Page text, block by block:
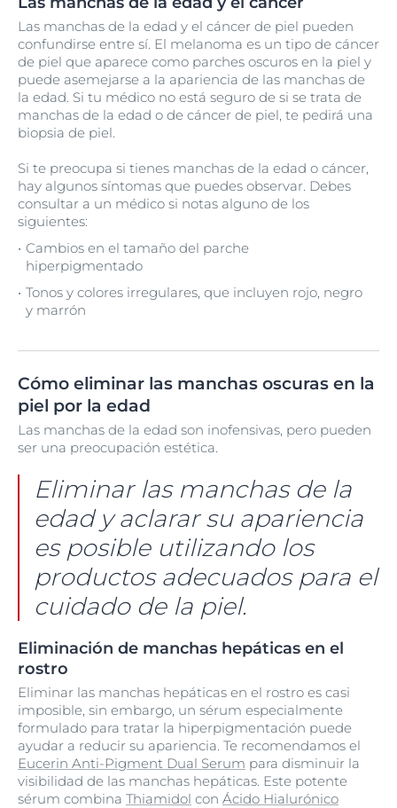
Las manchas de la edad y el cáncer de piel pueden
confundirse entre sí. El melanoma es un tipo de cáncer
de piel que aparece como parches oscuros en la piel y
puede asemejarse a la apariencia de las manchas de
la edad. Si tu médico no está seguro de si se trata de
manchas de la edad o de cáncer de piel, te pedirá una
biopsia de piel.
Si te preocupa si tienes manchas de la edad o cáncer,
hay algunos síntomas que puedes observar. Debes
consultar a un médico si notas alguno de los
siguientes:
Cambios en el tamaño del parche
hiperpigmentado
Tonos y colores irregulares, que incluyen rojo, negro
y marrón
Cómo eliminar las manchas oscuras en la
piel por la edad
Las manchas de la edad son inofensivas, pero pueden
ser una preocupación estética.
Eliminar las manchas de la
edad y aclarar su apariencia
es posible utilizando los
productos adecuados para el
cuidado de la piel.
Eliminación de manchas hepáticas en el
rostro
Eliminar las manchas hepáticas en el rostro es casi
imposible, sin embargo, un sérum especialmente
formulado para tratar la hiperpigmentación puede
ayudar a reducir su apariencia. Te recomendamos el
Eucerin Anti-Pigment Dual Serum para disminuir la
visibilidad de las manchas hepáticas. Este potente
sérum combina Thiamidol con Ácido Hialurónico